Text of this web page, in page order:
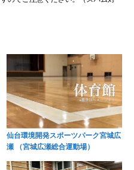
仙台環境開発スポーツパーク宮城広
瀬 （宮城広瀬総合運動場）